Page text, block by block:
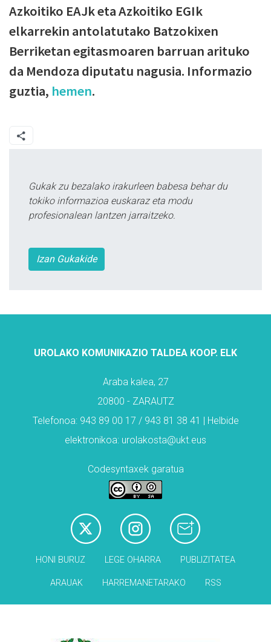
Azkoitiko EAJk eta Azkoitiko EGIk
elkarrekin antolatutako Batzokixen
Berriketan egitasmoaren barruan arituko
da Mendoza diputatu nagusia. Informazio
guztia, hemen.
Gukak zu bezalako irakurleen babesa behar du
tokiko informazioa euskaraz eta modu
profesionalean lantzen jarraitzeko.
Izan Gukakide
UROLAKO KOMUNIKAZIO TALDEA KOOP. ELK
Araba kalea, 27
20800 - ZARAUTZ
Telefonoa: 943 89 00 17 / 943 81 38 41 | Helbide
elektronikoa: urolakosta@ukt.eus
Codesyntaxek garatua
HONI BURUZ LEGE OHARRA PUBLIZITATEA
ARAUAK HARREMANETARAKO RSS